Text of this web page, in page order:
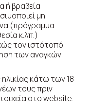
ή βραβεία
μη
(πρόγραμμα
κ.λπ.)
τον ιστότοπό
των αναγκών
κάτω των 18
τους πριν
στο website.